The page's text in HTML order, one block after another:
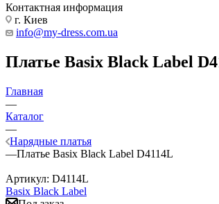
Контактная информация
г. Киев
info@my-dress.com.ua
Платье Basix Black Label
Главная
—
Каталог
—
Нарядные платья
—Платье Basix Black Label D4114L
Артикул: D4114L
Basix Black Label